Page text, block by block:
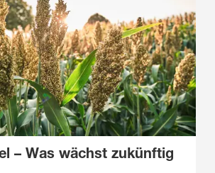
– Was wächst zukünftig